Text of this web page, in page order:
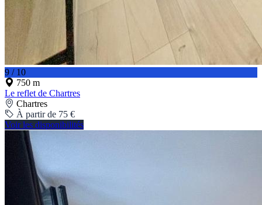
9 / 10
750 m
Le reflet de Chartres
Chartres
À partir de 75 €
Voir les disponibilités